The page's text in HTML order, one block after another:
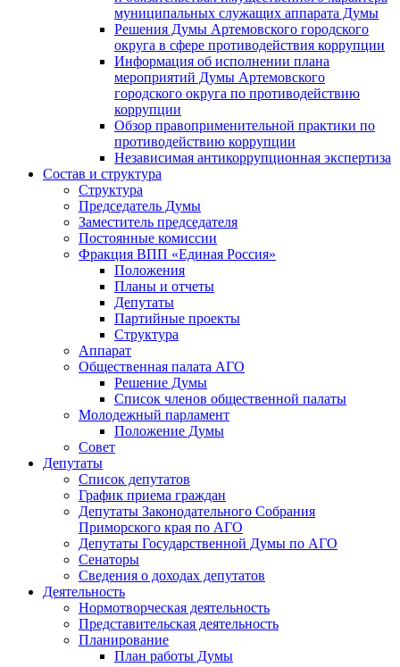
муниципальных служащих аппарата Думы
Решения Думы Артемовского городского
округа в сфере противодействия коррупции
Информация об исполнении плана
мероприятий Думы Артемовского
городского округа по противодействию
коррупции
Обзор правоприменительной практики по
противодействию коррупции
Независимая антикоррупционная экспертиза
Состав и структура
Структура
Председатель Думы
Заместитель председателя
Постоянные комиссии
Фракция ВПП «Единая Россия»
Положения
Планы и отчеты
Депутаты
Партийные проекты
Структура
Аппарат
Общественная палата АГО
Решение Думы
Список членов общественной палаты
Молодежный парламент
Положение Думы
Совет
Депутаты
Список депутатов
График приема граждан
Депутаты Законодательного Собрания
Приморского края по АГО
Депутаты Государственной Думы по АГО
Сенаторы
Сведения о доходах депутатов
Деятельность
Нормотворческая деятельность
Представительская деятельность
Планирование
План работы Думы